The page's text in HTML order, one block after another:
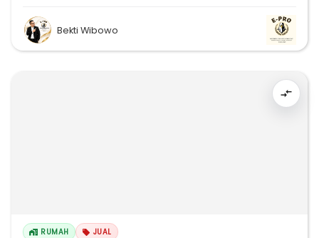
Bekti Wibowo
RUMAH JUAL